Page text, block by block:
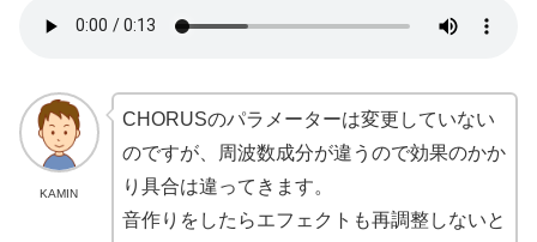
KAMIN
CHORUSのパラメーターは変更していない
のですが、周波数成分が違うので効果のかか
り具合は違ってきます。
音作りをしたらエフェクトも再調整しないと